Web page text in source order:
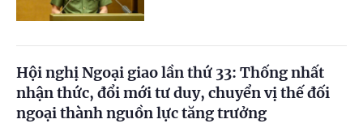
Hội nghị Ngoại giao lần thứ 33: Thống nhất
nhận thức, đổi mới tư duy, chuyển vị thế đối
ngoại thành nguồn lực tăng trưởng